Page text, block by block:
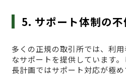
5. サポート体制の不
多くの正規の取引所では、利
なサポートを提供しています
長計画ではサポート対応が極